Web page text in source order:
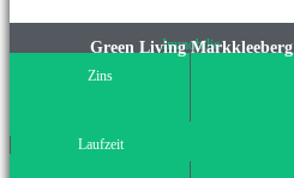
Immobilie
Green Living Markkleeberg
Zins
Laufzeit